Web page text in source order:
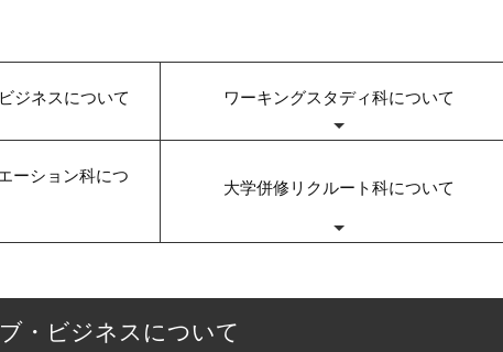
ジネスについて ワーキングスタディ科について
ーション科につ
大学併修リクルート科について
・ビジネスについて